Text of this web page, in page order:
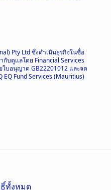
Pty Ltd ซึ่งดำเนินธุรกิจในชื่อ
บดูแลโดย Financial Services
ใบอนุญาต GB22201012 และจด
EQ Fund Services (Mauritius)
ทั้งหมด